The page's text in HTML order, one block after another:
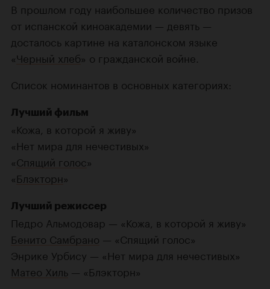
В прошлом году наибольшее количество призов
от испанской киноакадемии — девять —
досталось картине на каталонском языке
«Черный хлеб» о гражданской войне.
Список номинантов в основных категориях:
Лучший фильм
«Кожа, в которой я живу»
«Нет мира для нечестивых»
«Спящий голос»
«Блэкторн»
Лучший режиссер
Педро Альмодовар — «Кожа, в которой я живу»
Бенито Самбрано — «Спящий голос»
Энрике Урбису — «Нет мира для нечестивых»
Матео Хиль — «Блэкторн»